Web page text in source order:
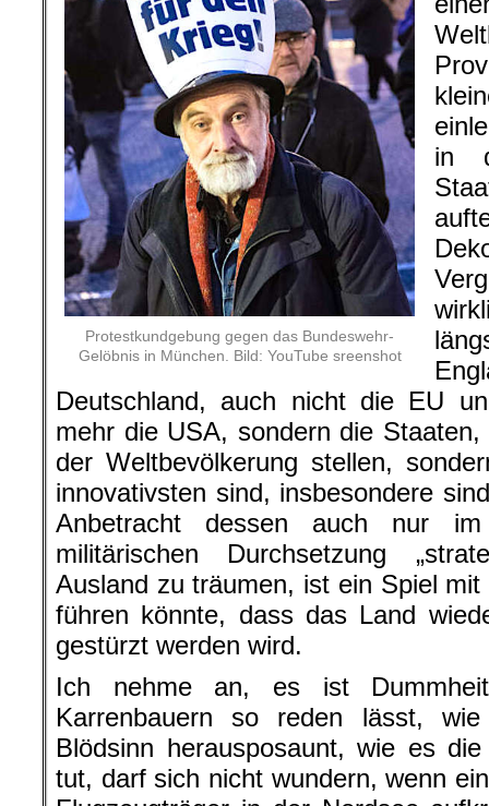
Protestkundgebung gegen das Bundeswehr-
Gelöbnis in München. Bild: YouTube sreenshot
in
Deutschland, auch nicht die EU
mehr die USA, sondern die
der Weltbevölkerung stellen,
innovativsten sind, insbesondere
Anbetracht dessen auch nur
militärischen Durchsetzung
Ausland zu träumen, ist ein Spiel
führen könnte, dass das Land
gestürzt werden wird.
Ich nehme an, es ist
Karrenbauern so reden lässt,
Blödsinn herausposaunt, wie es die
tut, darf sich nicht wundern, wenn